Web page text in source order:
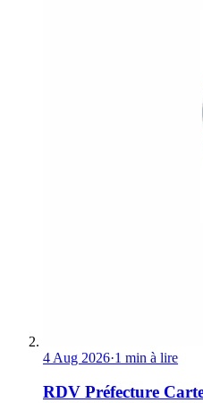
4 Aug 2026·1 min à lire
RDV Préfecture